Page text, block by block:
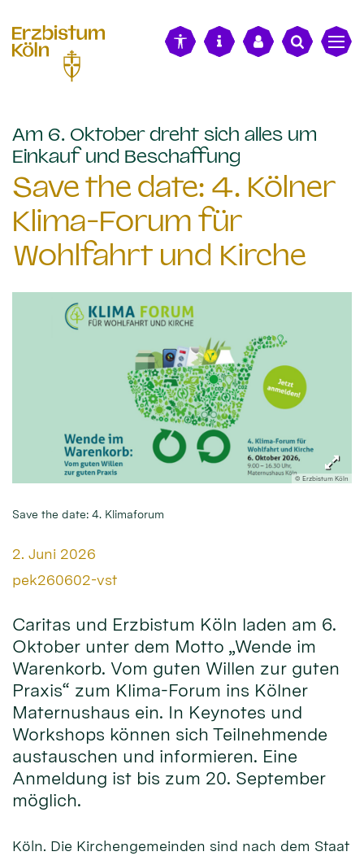
Am 6. Oktober dreht sich alles um
Einkauf und Beschaffung
Save the date: 4. Kölner
Klima-Forum für
Wohlfahrt und Kirche
© Erzbistum Köln
Save the date: 4. Klimaforum
Datum:
2. Juni 2026
Von:
pek260602-vst
Caritas und Erzbistum Köln laden am 6.
Oktober unter dem Motto „Wende im
Warenkorb. Vom guten Willen zur guten
Praxis“ zum Klima-Forum ins Kölner
Maternushaus ein. In Keynotes und
Workshops können sich Teilnehmende
austauschen und informieren. Eine
Anmeldung ist bis zum 20. September
möglich.
Köln. Die Kirchengemeinden sind nach dem Staat